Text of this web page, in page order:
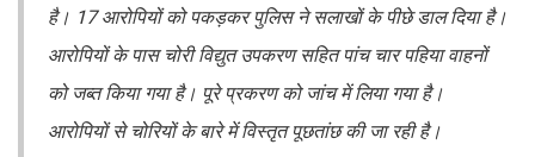
है। 17 आरोपियों को पकड़कर पुलिस ने सलाखों के पीछे डाल दिया है।
आरोपियों के पास चोरी विद्युत उपकरण सहित पांच चार पहिया वाहनों
को जब्त किया गया है। पूरे प्रकरण को जांच में लिया गया है।
आरोपियों से चोरियों के बारे में विस्तृत पूछतांछ की जा रही है।